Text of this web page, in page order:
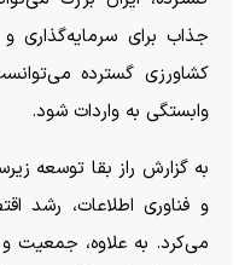
جذاب برای سرمایه‌گذاری
کشاورزی گسترده
وابستگی به واردات شود.
به گزارش راز بقا توسعه
و فناوری اطلاعات، رشد
می‌کرد. به علاوه، جمعیت